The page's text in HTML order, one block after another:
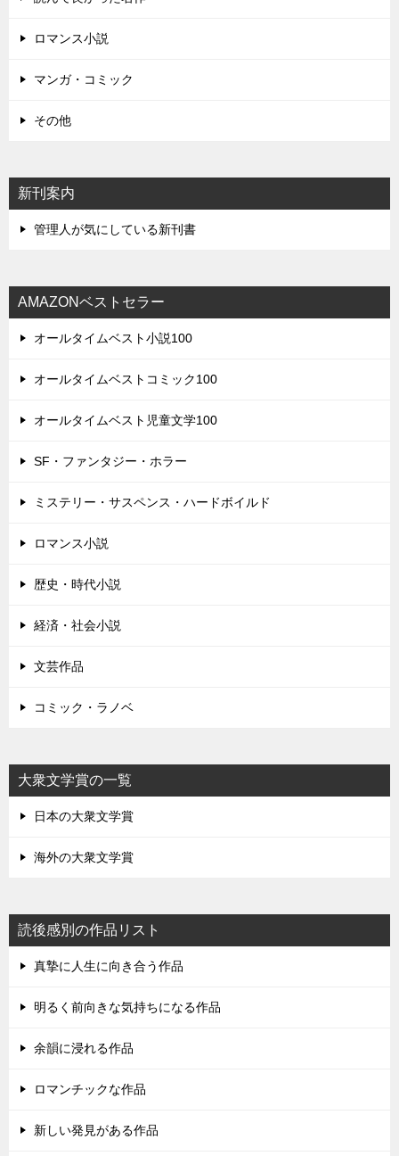
ロマンス小説
マンガ・コミック
その他
新刊案内
管理人が気にしている新刊書
AMAZONベストセラー
オールタイムベスト小説100
オールタイムベストコミック100
オールタイムベスト児童文学100
SF・ファンタジー・ホラー
ミステリー・サスペンス・ハードボイルド
ロマンス小説
歴史・時代小説
経済・社会小説
文芸作品
コミック・ラノベ
大衆文学賞の一覧
日本の大衆文学賞
海外の大衆文学賞
読後感別の作品リスト
真摯に人生に向き合う作品
明るく前向きな気持ちになる作品
余韻に浸れる作品
ロマンチックな作品
新しい発見がある作品